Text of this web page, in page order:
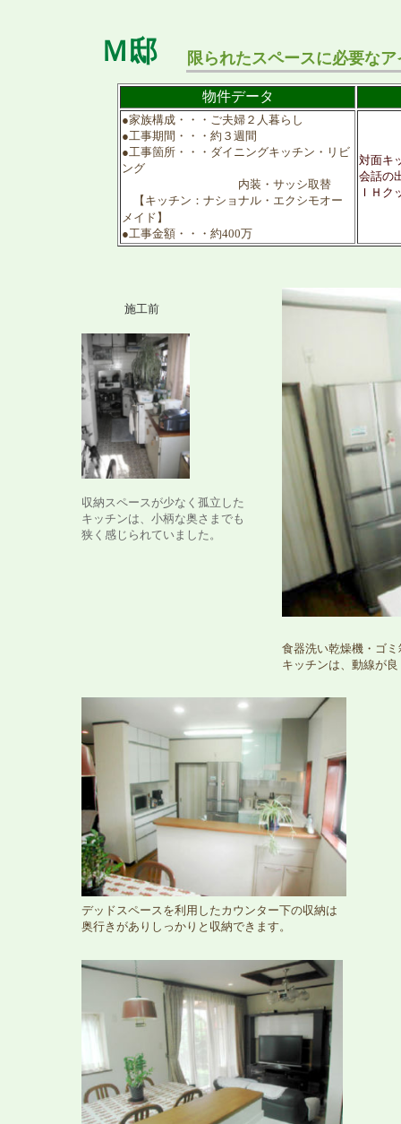
Ｍ邸 限られたスペースに必要な
物件データ
●家族構成・・・ご夫婦２人暮らし
●工事期間・・・約３週間
●工事箇所・・・ダイニングキッチン・リビ
ング
内装・サッシ取替
【キッチン：ナショナル・エクシモオー
メイド】
●工事金額・・・約400万
対面キ
会話の
ＩＨク
施工前
収納スペースが少なく孤立した
キッチンは、小柄な奥さまでも
狭く感じられていました。
食器洗い乾燥機・ゴ
キッチンは、動線が
デッドスペースを利用したカウンター下の収納は
奥行きがありしっかりと収納できます。